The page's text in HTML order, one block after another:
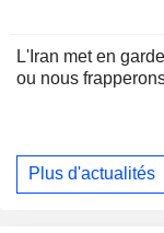
L'Iran met en
ou nous
Plus d'actualités